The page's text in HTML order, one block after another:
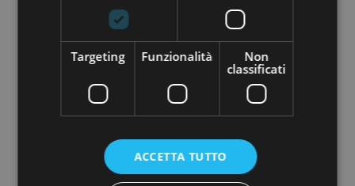
BeverinoTargeting Funzionalità
Non
classificati
ACCETTA TUTTO